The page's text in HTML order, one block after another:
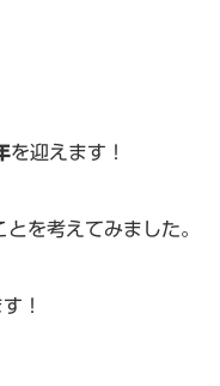
を迎えます！
を考えてみました。
！